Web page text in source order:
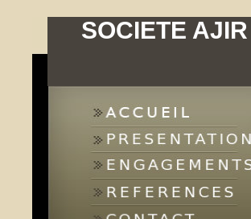
SOCIETE AJIR